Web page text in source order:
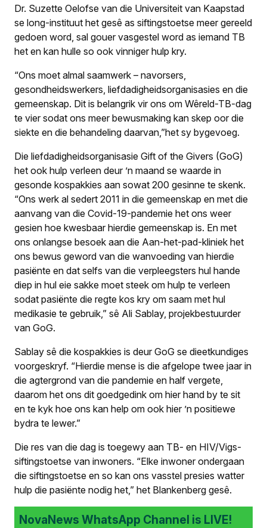
Dr. Suzette Oelofse van die Universiteit van Kaapstad
se long-instituut het gesê as siftingstoetse meer gereeld
gedoen word, sal gouer vasgestel word as iemand TB
het en kan hulle so ook vinniger hulp kry.
“Ons moet almal saamwerk – navorsers,
gesondheidswerkers, liefdadigheidsorganisasies en die
gemeenskap. Dit is belangrik vir ons om Wêreld-TB-dag
te vier sodat ons meer bewusmaking kan skep oor die
siekte en die behandeling daarvan,”het sy bygevoeg.
Die liefdadigheidsorganisasie Gift of the Givers (GoG)
het ook hulp verleen deur ’n maand se waarde in
gesonde kospakkies aan sowat 200 gesinne te skenk.
“Ons werk al sedert 2011 in die gemeenskap en met die
aanvang van die Covid-19-pandemie het ons weer
gesien hoe kwesbaar hierdie gemeenskap is. En met
ons onlangse besoek aan die Aan-het-pad-kliniek het
ons bewus geword van die wanvoeding van hierdie
pasiënte en dat selfs van die verpleegsters hul hande
diep in hul eie sakke moet steek om hulp te verleen
sodat pasiënte die regte kos kry om saam met hul
medikasie te gebruik,” sê Ali Sablay, projekbestuur­der
van GoG.
Sablay sê die kospakkies is deur GoG se dieetkundiges
voorgeskryf. “Hierdie mense is die afgelope twee jaar in
die agtergrond van die pandemie en half vergete,
daarom het ons dit goedgedink om hier hand by te sit
en te kyk hoe ons kan help om ook hier ’n positiewe
bydra te lewer.”
Die res van die dag is toegewy aan TB- en HIV/Vigs-
siftingstoetse van inwoners. “Elke inwoner ondergaan
die siftingstoetse en so kan ons vasstel presies watter
hulp die pasiënte nodig het,” het Blankenberg gesê.
NovaNews WhatsApp Channel is LIVE!